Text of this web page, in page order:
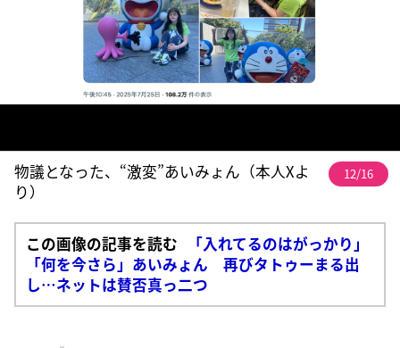
物議となった、“激変”あいみょん（本人Xよ
り）
12/16
この画像の記事を読む
「入れてるのはがっかり」
「何を今さら」あいみょん 再びタトゥーまる出
し…ネットは賛否真っ二つ